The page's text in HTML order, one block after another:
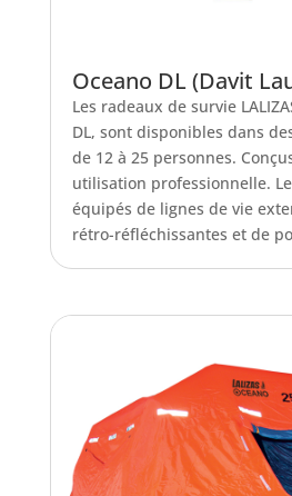
Oceano DL (Davit
Les radeaux de survie
DL, sont disponibles dans
de 12 à 25 personnes.
utilisation professionnelle.
équipés de lignes de vie
rétro-réfléchissantes et de